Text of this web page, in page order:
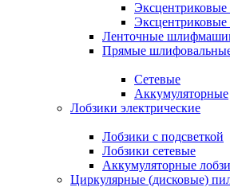
Ленточные
Прямые
Сетевые
Аккумуляторные
Лобзики электрические
Лобзики с подсветкой
Лобзики сетевые
Аккумуляторные
Циркулярные (дисковые)